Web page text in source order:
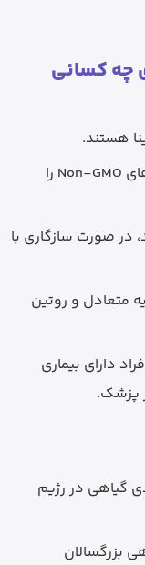
چه کسانی
هستند.
افرادی که مکمل‌های گیاهی و فرمول‌های Non-GMO را
در صورت سازگاری با
متعادل و روتین
افراد دارای بیماری
پزشک.
گیاهی در رژیم
بزرگسالان